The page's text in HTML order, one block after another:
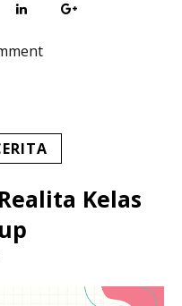
Kelas